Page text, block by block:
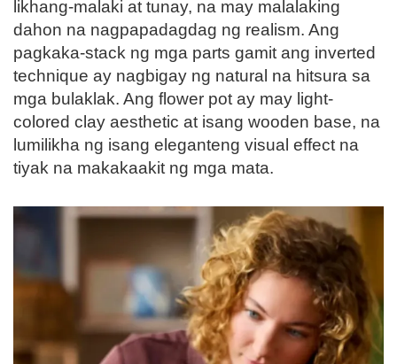
likhang-malaki at tunay, na may malalaking
dahon na nagpapadagdag ng realism. Ang
pagkaka-stack ng mga parts gamit ang inverted
technique ay nagbigay ng natural na hitsura sa
mga bulaklak. Ang flower pot ay may light-
colored clay aesthetic at isang wooden base, na
lumilikha ng isang eleganteng visual effect na
tiyak na makakaakit ng mga mata.